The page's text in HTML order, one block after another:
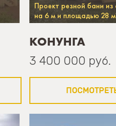
Проект резной бани
на 6 м и площадью 28
КОНУНГА
3 400 000 руб.